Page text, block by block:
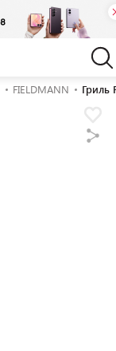
FIELDMANN Гриль